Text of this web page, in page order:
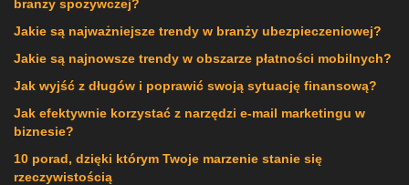
branży spożywczej?
Jakie są najważniejsze trendy w branży ubezpieczeniowej?
Jakie są najnowsze trendy w obszarze płatności mobilnych?
Jak wyjść z długów i poprawić swoją sytuację finansową?
Jak efektywnie korzystać z narzędzi e-mail marketingu w
biznesie?
10 porad, dzięki którym Twoje marzenie stanie się
rzeczywistością